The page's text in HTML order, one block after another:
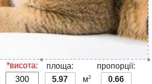
*висота:
площа:
5.97
м2
пропорції:
0.66